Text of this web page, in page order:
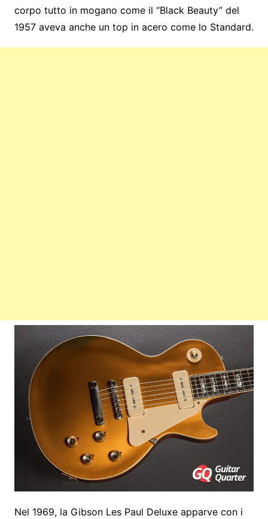
corpo tutto in mogano come il “Black Beauty” del
1957 aveva anche un top in acero come lo Standard.
Nel 1969, la Gibson Les Paul Deluxe apparve con i